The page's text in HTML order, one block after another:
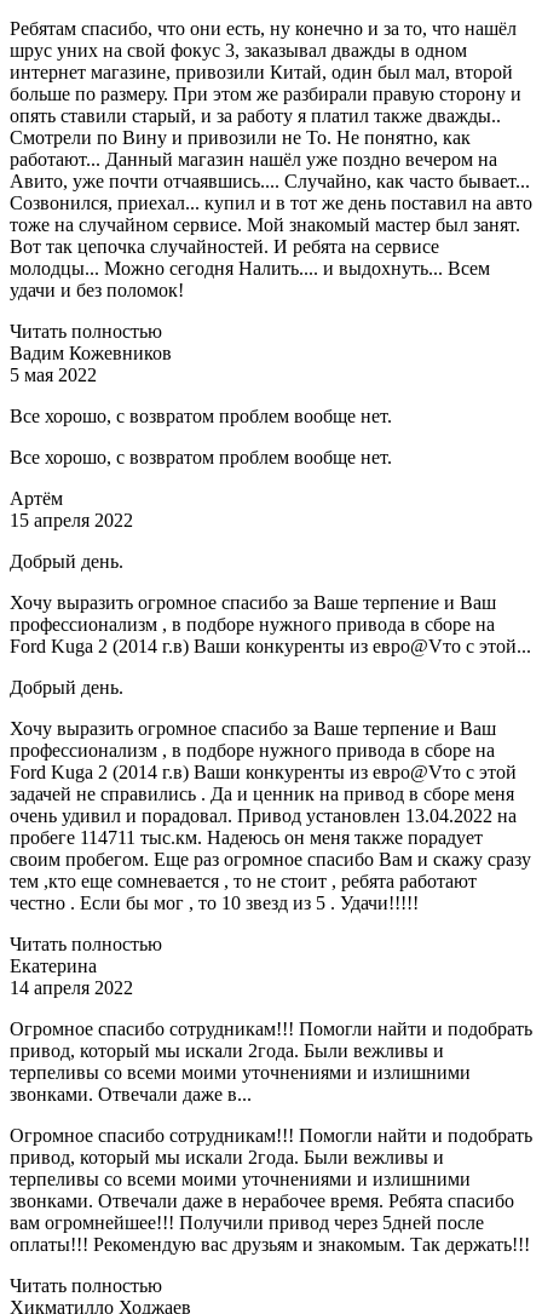
Ребятам спасибо, что они есть, ну конечно и за то, что нашёл
шрус уних на свой фокус 3, заказывал дважды в одном
интернет магазине, привозили Китай, один был мал, второй
больше по размеру. При этом же разбирали правую сторону и
опять ставили старый, и за работу я платил также дважды..
Смотрели по Вину и привозили не То. Не понятно, как
работают... Данный магазин нашёл уже поздно вечером на
Авито, уже почти отчаявшись.... Случайно, как часто бывает...
Созвонился, приехал... купил и в тот же день поставил на авто
тоже на случайном сервисе. Мой знакомый мастер был занят.
Вот так цепочка случайностей. И ребята на сервисе
молодцы... Можно сегодня Налить.... и выдохнуть... Всем
удачи и без поломок!
Читать полностью
Вадим Кожевников
5 мая 2022
Все хорошо, с возвратом проблем вообще нет.
Все хорошо, с возвратом проблем вообще нет.
Артём
15 апреля 2022
Добрый день.
Хочу выразить огромное спасибо за Ваше терпение и Ваш
профессионализм , в подборе нужного привода в сборе на
Ford Kuga 2 (2014 г.в) Ваши конкуренты из евро@Vто с этой...
Добрый день.
Хочу выразить огромное спасибо за Ваше терпение и Ваш
профессионализм , в подборе нужного привода в сборе на
Ford Kuga 2 (2014 г.в) Ваши конкуренты из евро@Vто с этой
задачей не справились . Да и ценник на привод в сборе меня
очень удивил и порадовал. Привод установлен 13.04.2022 на
пробеге 114711 тыс.км. Надеюсь он меня также порадует
своим пробегом. Еще раз огромное спасибо Вам и скажу сразу
тем ,кто еще сомневается , то не стоит , ребята работают
честно . Если бы мог , то 10 звезд из 5 . Удачи!!!!!
Читать полностью
Екатерина
14 апреля 2022
Огромное спасибо сотрудникам!!! Помогли найти и подобрать
привод, который мы искали 2года. Были вежливы и
терпеливы со всеми моими уточнениями и излишними
звонками. Отвечали даже в...
Огромное спасибо сотрудникам!!! Помогли найти и подобрать
привод, который мы искали 2года. Были вежливы и
терпеливы со всеми моими уточнениями и излишними
звонками. Отвечали даже в нерабочее время. Ребята спасибо
вам огромнейшее!!! Получили привод через 5дней после
оплаты!!! Рекомендую вас друзьям и знакомым. Так держать!!!
Читать полностью
Хикматилло Ходжаев